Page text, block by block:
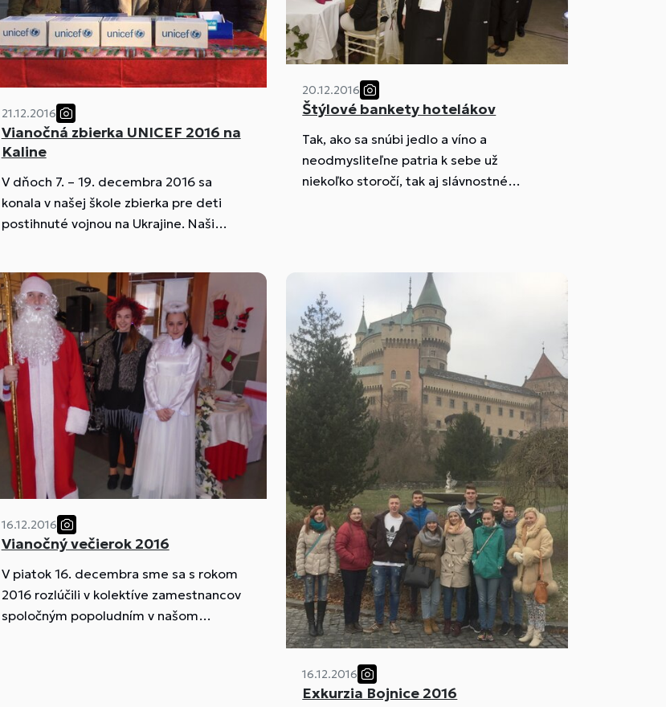
21.12.2016
Vianočná zbierka UNICEF 2016 na
Kaline
V dňoch 7. – 19. decembra 2016 sa
konala v našej škole zbierka pre deti
postihnuté vojnou na Ukrajine. Naši
meste Prievidza. Za pohľadnice a
nálepky „Snehová vločka“ vyzbierali
192,16 EUR. Všetkým ľuďom dobrej vôle
za príspevky ďakujeme.
20.12.2016
Štýlové bankety hotelákov
Tak, ako sa snúbi jedlo a víno a
neodmysliteľne patria k sebe už
niekoľko storočí, tak aj slávnostné
posúvať dopredu a čo viac, premeniť na
umelecký skvost a krásny kulinársky
zážitok.
16.12.2016
Vianočný večierok 2016
V piatok 16. decembra sme sa s rokom
2016 rozlúčili v kolektíve zamestnancov
spoločným popoludním v našom
16.12.2016
Exkurzia Bojnice 2016